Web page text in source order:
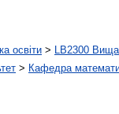
освіти > LB2300 Вища
> Кафедра